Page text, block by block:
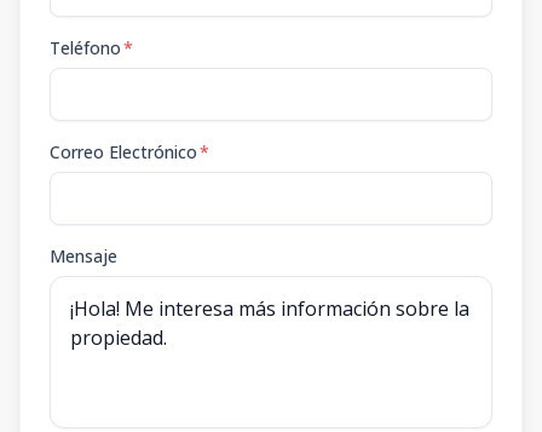
Teléfono*
Correo Electrónico*
Mensaje